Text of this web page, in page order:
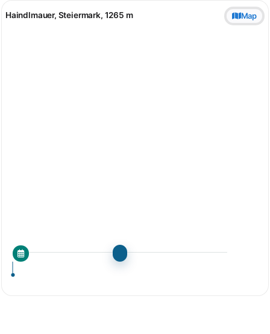
Haindlmauer, Steiermark, 1265 m Map